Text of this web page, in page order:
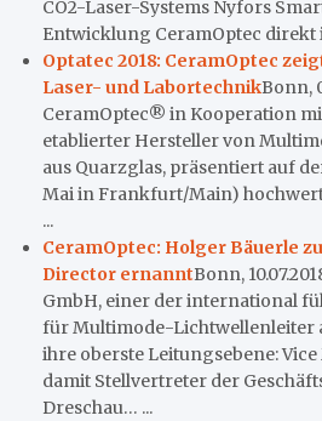
CO2-Laser-Systems Nyfors
Entwicklung CeramOptec direkt
Optatec 2018: CeramOptec
Laser- und LabortechnikBonn,
CeramOptec® in Kooperation
etablierter Hersteller von
aus Quarzglas, präsentiert auf
Mai in Frankfurt/Main)
...
CeramOptec: Holger Bäuerle
Director ernanntBonn,
GmbH, einer der international
für Multimode-Lichtwellenleiter
ihre oberste Leitungsebene:
damit Stellvertreter der
Dreschau… ...